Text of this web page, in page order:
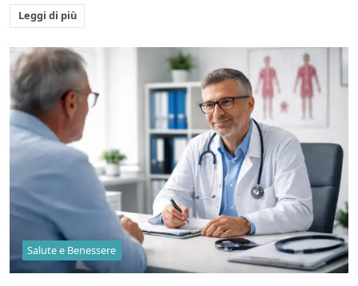
Leggi di più
Salute e Benessere